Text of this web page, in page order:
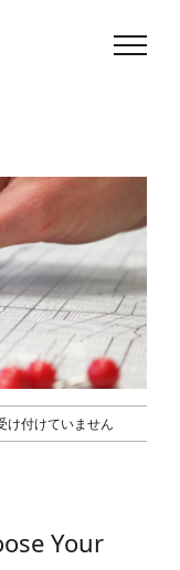
け付けていません
Your